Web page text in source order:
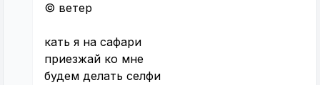
© ветер
кать я на сафари
приезжай ко мне
будем делать селфи